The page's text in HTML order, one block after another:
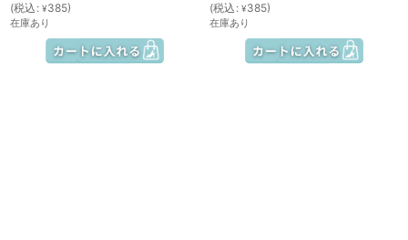
(税込 : ¥385)
在庫あり
(税込 : ¥385)
在庫あり